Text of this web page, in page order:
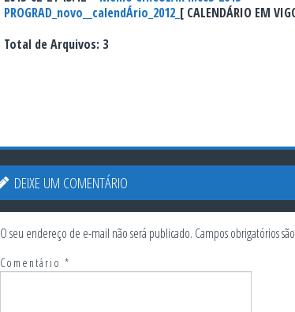
PROGRAD_novo__calendÁrio_2012_ [ CALENDÁRIO EM
Total de Arquivos: 3
DEIXE UM COMENTÁRIO
O seu endereço de e-mail não será publicado. Campos obrigatórios
Comentário *